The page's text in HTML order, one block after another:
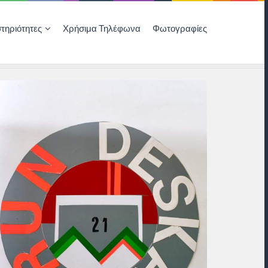
Χρήσιμα Τηλέφωνα Φωτογραφίες